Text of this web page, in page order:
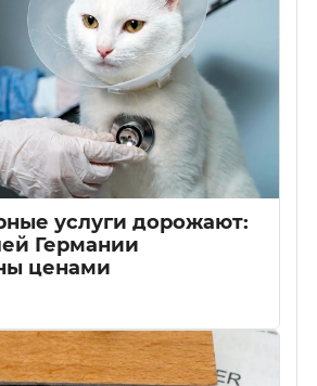
услуги дорожают:
Германии
ценами